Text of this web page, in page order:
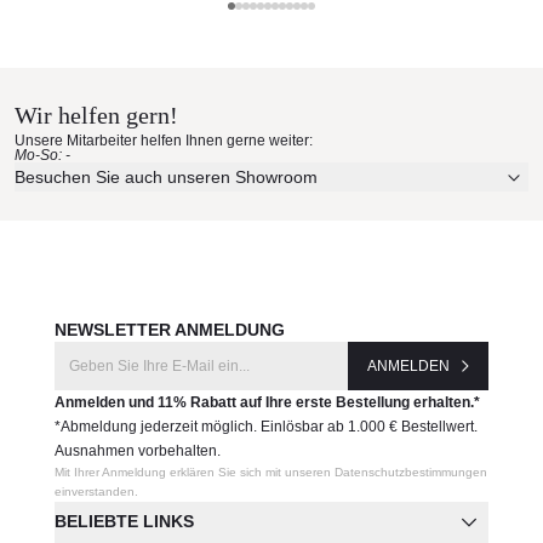
Erleben Sie unsere Stoffe und Materialien ganz in Ruhe in
Ihren eigenen vier Wänden.
Aktuelle Originalstoffe des Herstellers
Wir helfen gern!
Unsere Mitarbeiter helfen Ihnen gerne weiter:
Mo-So: -
Besuchen Sie auch unseren Showroom
BELIEBTE LINKS
NEWSLETTER ANMELDUNG
ANMELDEN
Anmelden und 11% Rabatt auf Ihre erste Bestellung erhalten.*
*Abmeldung jederzeit möglich. Einlösbar ab 1.000 € Bestellwert.
Ausnahmen vorbehalten.
Mit Ihrer Anmeldung erklären Sie sich mit unseren Datenschutzbestimmungen
einverstanden.